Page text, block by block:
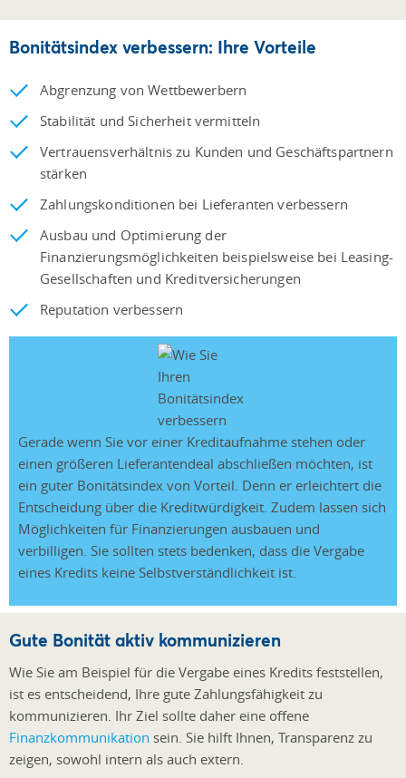
Bonitätsindex verbessern: Ihre Vorteile
Abgrenzung von Wettbewerbern
Stabilität und Sicherheit vermitteln
Vertrauensverhältnis zu Kunden und Geschäftspartnern
stärken
Zahlungskonditionen bei Lieferanten verbessern
Ausbau und Optimierung der
Finanzierungsmöglichkeiten beispielsweise bei Leasing-
Gesellschaften und Kreditversicherungen
Reputation verbessern
Gerade wenn Sie vor einer Kreditaufnahme stehen oder
einen größeren Lieferantendeal abschließen möchten, ist
ein guter Bonitätsindex von Vorteil. Denn er erleichtert die
Entscheidung über die Kreditwürdigkeit. Zudem lassen sich
Möglichkeiten für Finanzierungen ausbauen und
verbilligen. Sie sollten stets bedenken, dass die Vergabe
eines Kredits keine Selbstverständlichkeit ist.
Gute Bonität aktiv kommunizieren
Wie Sie am Beispiel für die Vergabe eines Kredits feststellen,
ist es entscheidend, Ihre gute Zahlungsfähigkeit zu
kommunizieren. Ihr Ziel sollte daher eine offene
Finanzkommunikation sein. Sie hilft Ihnen, Transparenz zu
zeigen, sowohl intern als auch extern.